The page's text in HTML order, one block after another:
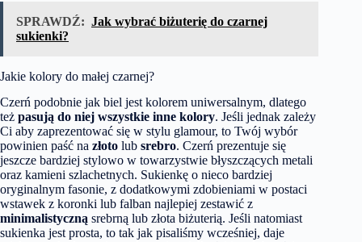
SPRAWDŹ: Jak wybrać biżuterię do czarnej
sukienki?
Jakie kolory do małej czarnej?
Czerń podobnie jak biel jest kolorem uniwersalnym, dlatego
też pasują do niej wszystkie inne kolory. Jeśli jednak zależy
Ci aby zaprezentować się w stylu glamour, to Twój wybór
powinien paść na złoto lub srebro. Czerń prezentuje się
jeszcze bardziej stylowo w towarzystwie błyszczących metali
oraz kamieni szlachetnych. Sukienkę o nieco bardziej
oryginalnym fasonie, z dodatkowymi zdobieniami w postaci
wstawek z koronki lub falban najlepiej zestawić z
minimalistyczną srebrną lub złota biżuterią. Jeśli natomiast
sukienka jest prosta, to tak jak pisaliśmy wcześniej, daje